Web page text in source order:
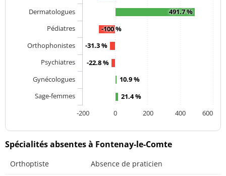
491.7 %
-100 %
-31.3 %
-22.8 %
10.9 %
21.4 %
Dermatologues
Pédiatres
Orthophonistes
Psychiatres
Gynécologues
Sage-femmes
-200
0 200 400 600
Spécialités absentes à Fontenay-le-Comte
Orthoptiste Absence de praticien